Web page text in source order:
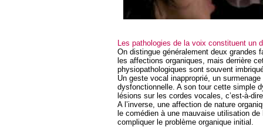
Les pathologies de la voix constituent un
On distingue généralement deux
les affections organiques, mais derrière
physiopathologiques sont souvent
Un geste vocal inapproprié, un
dysfonctionnelle. A son tour cette simple
lésions sur les cordes vocales, c’est-à-
A l’inverse, une affection de nature
le comédien à une mauvaise utilisation
compliquer le problème organique initial.